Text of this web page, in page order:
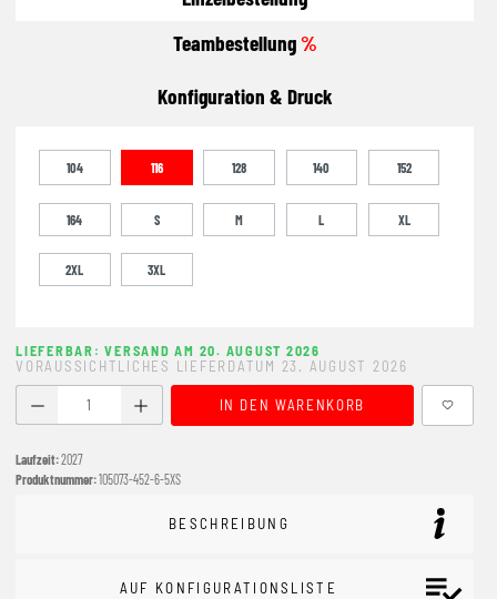
Teambestellung%
Konfiguration & Druck
104 116 128 140 152
164 S M L XL
2XL 3XL
LIEFERBAR: VERSAND AM 20. AUGUST 2026
VORAUSSICHTLICHES LIEFERDATUM 23. AUGUST 2026
Produkt Anzahl: Gib den gewünschten Wert ein oder
IN DEN WARENKORB
Laufzeit:2027
Produktnummer:105073-452-6-5XS
BESCHREIBUNG
AUF KONFIGURATIONSLISTE